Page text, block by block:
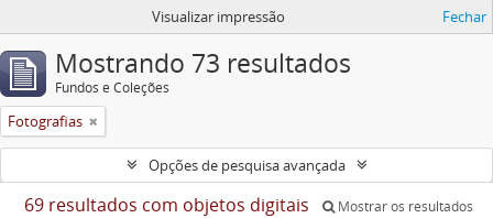
Visualizar impressão Fechar
Mostrando 73 resultados
Fundos e Coleções
Fotografias
Opções de pesquisa avançada
69 resultados com objetos digitais
Mostrar os resultados